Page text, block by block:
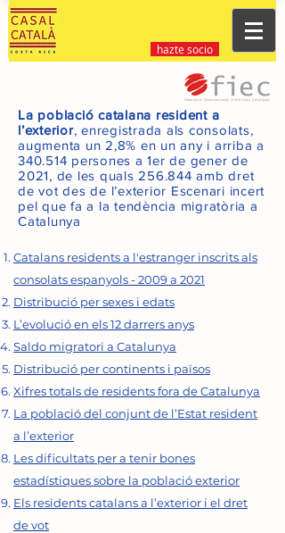
hazte socio
La població catalana resident a
l’exterior, enregistrada als consolats,
augmenta un 2,8% en un any i arriba a
340.514 persones a 1er de gener de
2021, de les quals 256.844 amb dret
de vot des de l’exterior Escenari incert
pel que fa a la tendència migratòria a
Catalunya
Catalans residents a l'estranger inscrits als
consolats espanyols - 2009 a 2021
Distribució per sexes i edats
L’evolució en els 12 darrers anys
Saldo migratori a Catalunya
Distribució per continents i països
Xifres totals de residents fora de Catalunya
La població del conjunt de l’Estat resident
a l’exterior
Les dificultats per a tenir bones
estadístiques sobre la població exterior
Els residents catalans a l’exterior i el dret
de vot